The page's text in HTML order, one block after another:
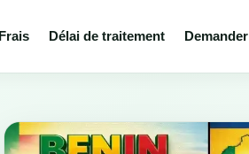
Frais Délai de traitement Demander